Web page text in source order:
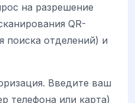
на разрешение
QR-
поиска отделений) и
Введите ваш
телефона или карта)